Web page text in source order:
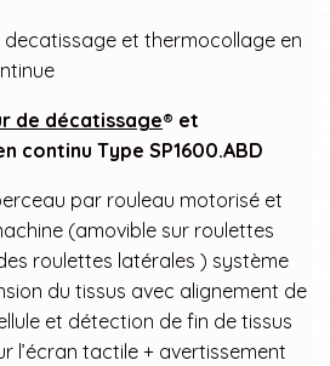
decatissage et thermocollage en
de décatissage® et
continu Type SP1600.ABD
par rouleau motorisé et
(amovible sur roulettes
roulettes latérales ) système
du tissus avec alignement de
et détection de fin de tissus
l’écran tactile + avertissement